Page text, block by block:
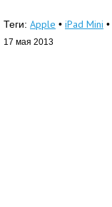
Теги: Apple • iPad Mini •
17 мая 2013